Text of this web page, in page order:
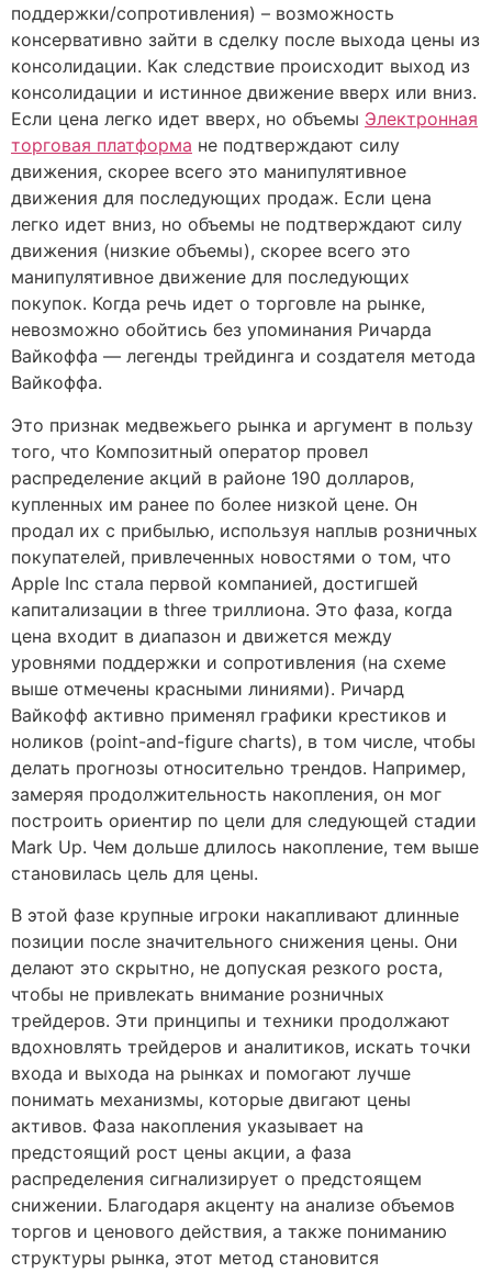
поддержки/сопротивления) – возможность
консервативно зайти в сделку после выхода цены из
консолидации. Как следствие происходит выход из
консолидации и истинное движение вверх или вниз.
Если цена легко идет вверх, но объемы Электронная
торговая платформа не подтверждают силу
движения, скорее всего это манипулятивное
движения для последующих продаж. Если цена
легко идет вниз, но объемы не подтверждают силу
движения (низкие объемы), скорее всего это
манипулятивное движение для последующих
покупок. Когда речь идет о торговле на рынке,
невозможно обойтись без упоминания Ричарда
Вайкоффа — легенды трейдинга и создателя метода
Вайкоффа.
Это признак медвежьего рынка и аргумент в пользу
того, что Композитный оператор провел
распределение акций в районе 190 долларов,
купленных им ранее по более низкой цене. Он
продал их с прибылью, используя наплыв розничных
покупателей, привлеченных новостями о том, что
Apple Inc стала первой компанией, достигшей
капитализации в three триллиона. Это фаза, когда
цена входит в диапазон и движется между
уровнями поддержки и сопротивления (на схеме
выше отмечены красными линиями). Ричард
Вайкофф активно применял графики крестиков и
ноликов (point-and-figure charts), в том числе, чтобы
делать прогнозы относительно трендов. Например,
замеряя продолжительность накопления, он мог
построить ориентир по цели для следующей стадии
Mark Up. Чем дольше длилось накопление, тем выше
становилась цель для цены.
В этой фазе крупные игроки накапливают длинные
позиции после значительного снижения цены. Они
делают это скрытно, не допуская резкого роста,
чтобы не привлекать внимание розничных
трейдеров. Эти принципы и техники продолжают
вдохновлять трейдеров и аналитиков, искать точки
входа и выхода на рынках и помогают лучше
понимать механизмы, которые двигают цены
активов. Фаза накопления указывает на
предстоящий рост цены акции, а фаза
распределения сигнализирует о предстоящем
снижении. Благодаря акценту на анализе объемов
торгов и ценового действия, а также пониманию
структуры рынка, этот метод становится